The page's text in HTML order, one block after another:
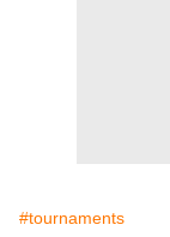
#tournaments